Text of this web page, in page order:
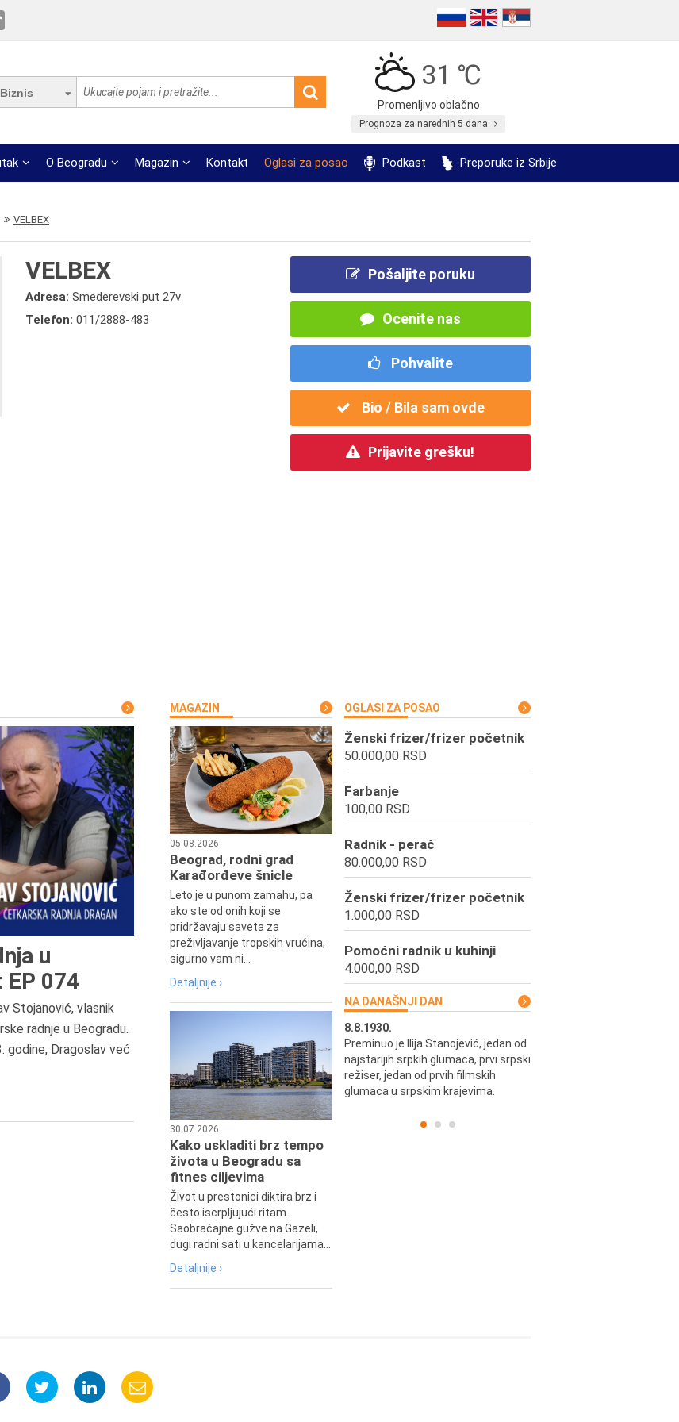
Biznis
31 ℃
Promenljivo oblačno
Prognoza za narednih 5 dana
O Beogradu Magazin Kontakt Oglasi za posao Podkast Preporuke iz Srbije
VELBEX
VELBEX
Adresa:Smederevski put 27v
Telefon:011/2888-483
Pošaljite poruku
Ocenite nas
Pohvalite
Bio / Bila sam ovde
Prijavite grešku!
u
074
Stojanović, vlasnik
radnje u Beogradu.
godine, Dragoslav već
MAGAZIN
05.08.2026
Beograd, rodni grad
Karađorđeve šnicle
Leto je u punom zamahu, pa
ako ste od onih koji se
pridržavaju saveta za
preživljavanje tropskih vrućina,
sigurno vam ni...
Detaljnije ›
30.07.2026
Kako uskladiti brz tempo
života u Beogradu sa
fitnes ciljevima
Život u prestonici diktira brz i
često iscrpljujući ritam.
Saobraćajne gužve na Gazeli,
dugi radni sati u kancelarijama...
Detaljnije ›
OGLASI ZA POSAO
Ženski frizer/frizer početnik
50.000,00 RSD
Farbanje
100,00 RSD
Radnik - perač
80.000,00 RSD
Ženski frizer/frizer početnik
1.000,00 RSD
Pomoćni radnik u kuhinji
4.000,00 RSD
NA DANAŠNJI DAN
Preminuo je Dejan Kosanović,
istoričar filma, filmski reditelj,
profesor i dekan Fakulteta dramskih
umetnosti u Beogradu.
8.8.1930.
Preminuo je Ilija Stanojević, jedan od
najstarijih srpkih glumaca, prvi srpski
režiser, jedan od prvih filmskih
glumaca u srpskim krajevima.